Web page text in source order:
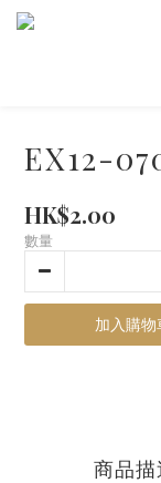
EX12-
HK$2.00
數量
加入購物
商品描